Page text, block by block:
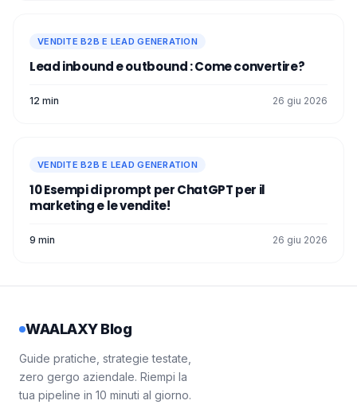
VENDITE B2B E LEAD GENERATION
Lead inbound e outbound​ : Come convertire?
12 min 26 giu 2026
VENDITE B2B E LEAD GENERATION
10 Esempi di prompt per ChatGPT per il
marketing e le vendite!
9 min 26 giu 2026
WAALAXY Blog
Guide pratiche, strategie testate,
zero gergo aziendale. Riempi la
tua pipeline in 10 minuti al giorno.